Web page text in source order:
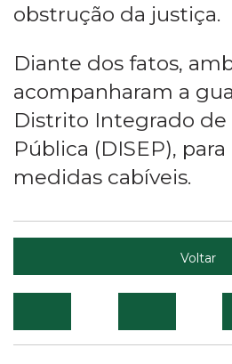
obstrução da justiça.
Diante dos fatos,
acompanharam a
Distrito Integrado de
Pública (DISEP),
medidas cabíveis.
Voltar